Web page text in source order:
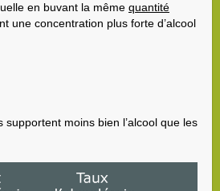
en buvant la même quantité
une concentration plus forte d’alcool
supportent moins bien l’alcool que les